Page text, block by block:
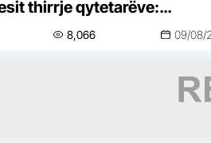
thirrje qytetarëve:
me ne!8,066 09/08/